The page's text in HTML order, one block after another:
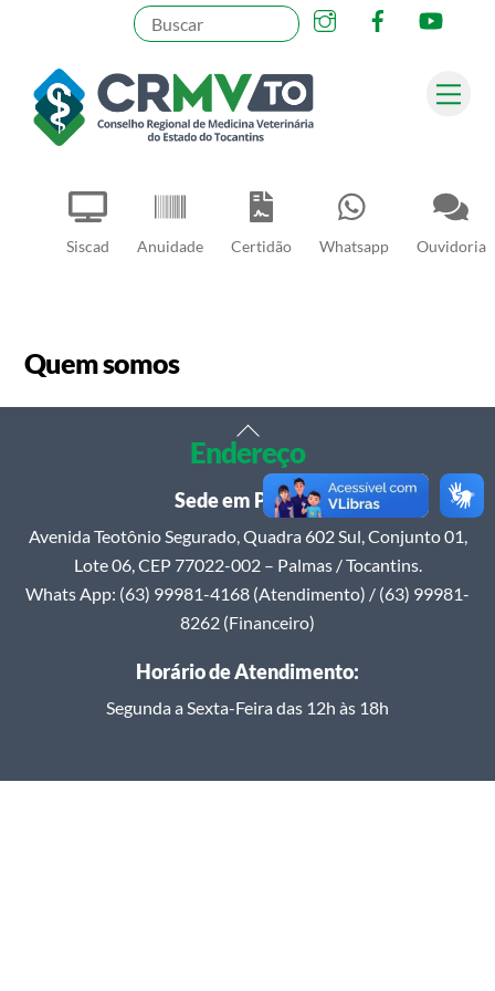
content
Siscad Anuidade Certidão Whatsapp Ouvidoria
InstagramFacebook
Pesquisar
Quem somos
Back
To
Top
Endereço
Sede em Palmas
Avenida Teotônio Segurado, Quadra 602 Sul, Conjunto 01,
Lote 06, CEP 77022-002 – Palmas / Tocantins.
Whats App: (63) 99981-4168 (Atendimento) / (63) 99981-
8262 (Financeiro)
Horário de Atendimento:
Segunda a Sexta-Feira das 12h às 18h